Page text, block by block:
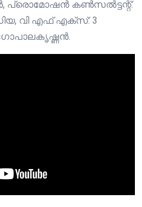
പ്രൊമോഷൻ കൺസൽട്ടന്റ്:
വി എഫ് എക്സ്: 3